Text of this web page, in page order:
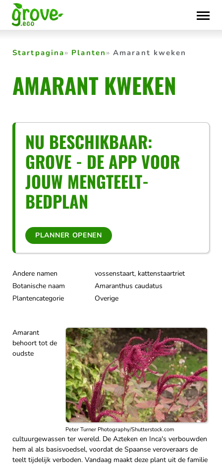
Skip
to
content
Startpagina Planten Amarant kweken
AMARANT KWEKEN
NU BESCHIKBAAR:
GROVE - DE APP VOOR
JOUW MENGTEELT-
BEDPLAN
PLANNER OPENEN
Andere namen
vossenstaart, kattenstaartriet
Botanische naam
Amaranthus caudatus
Plantencategorie
Overige
Peter Turner Photography/Shutterstock.com
Amarant
behoort tot de
oudste
cultuurgewassen ter wereld. De Azteken en Inca's verbouwden
hem al als basisvoedsel, voordat de Spaanse veroveraars de
teelt tijdelijk verboden. Vandaag maakt deze plant uit de familie